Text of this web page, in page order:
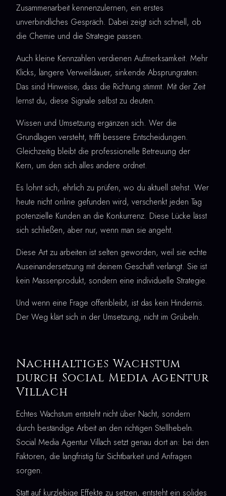
Zusammenarbeit kennenzulernen, ein erstes
unverbindliches Gespräch. Dabei zeigt sich schnell, ob
die Chemie und die Strategie passen.
Auch kleine Kennzahlen verdienen Aufmerksamkeit. Mehr
Klicks, längere Verweildauer, sinkende Absprungraten:
Das sind Hinweise, dass die Richtung stimmt. Mit der Zeit
lernst du, diese Signale selbst zu deuten.
Wissen und Umsetzung ergänzen sich. Wer die
Grundlagen versteht, trifft bessere Entscheidungen.
Gleichzeitig bleibt die professionelle Betreuung der
Kern, um den sich alles andere ordnet.
Es lohnt sich, ehrlich zu prüfen, wo du aktuell stehst. Wer
heute nicht online gefunden wird, verschenkt jeden Tag
potenzielle Kunden an die Konkurrenz. Diese Lücke lässt
sich schließen, aber nur, wenn man sie angeht.
Diese Art zu arbeiten ist selten geworden, weil sie echte
Auseinandersetzung mit deinem Geschäft verlangt. Sie ist
kein Massenprodukt, sondern eine individuelle Strategie.
Und wenn eine Frage offenbleibt, ist das kein Hindernis.
Der Weg klärt sich in der Umsetzung, nicht im Grübeln.
Nachhaltiges Wachstum
durch Social Media Agentur
Villach
Echtes Wachstum entsteht nicht über Nacht, sondern
durch beständige Arbeit an den richtigen Stellhebeln.
Social Media Agentur Villach setzt genau dort an: bei den
Faktoren, die langfristig für Sichtbarkeit und Anfragen
sorgen.
Statt auf kurzlebige Effekte zu setzen, entsteht ein solides